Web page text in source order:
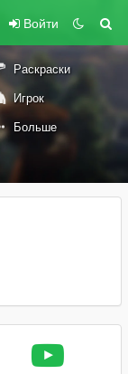
Войти
Раскраски
Игрок
Больше